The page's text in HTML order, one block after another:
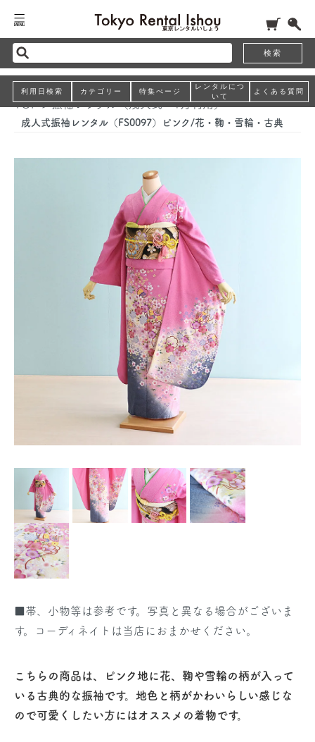
検索
利用日検索 カテゴリー 特集ぺージ
レンタルにつ
いて
よくある質問
TOP>振袖レンタル（成人式・1月利用）
成人式振袖レンタル（FS0097）ピンク/花・鞠・雪輪・古典
■帯、小物等は参考です。写真と異なる場合がございま
す。コーディネイトは当店におまかせください。
こちらの商品は、ピンク地に花、鞠や雪輪の柄が入って
いる古典的な振袖です。地色と柄がかわいらしい感じな
ので可愛くしたい方にはオススメの着物です。